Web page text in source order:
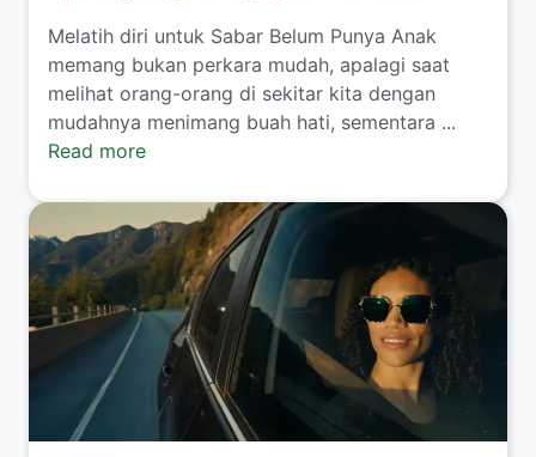
​Melatih diri untuk Sabar Belum Punya Anak
memang bukan perkara mudah, apalagi saat
melihat orang-orang di sekitar kita dengan
mudahnya menimang buah hati, sementara ...
Read more